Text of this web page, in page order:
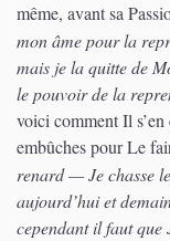
même, avant sa
mon âme pour la
mais je la quitte de
le pouvoir de la
voici comment Il
embûches pour Le
renard — Je chasse
aujourd’hui et
cependant il faut